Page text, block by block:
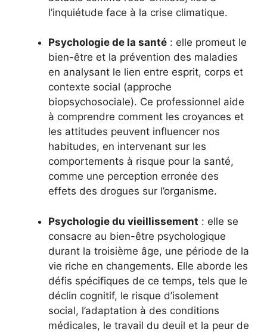
l’inquiétude face à la crise climatique.
Psychologie de la santé : elle promeut le
bien-être et la prévention des maladies
en analysant le lien entre esprit, corps et
contexte social (approche
biopsychosociale). Ce professionnel aide
à comprendre comment les croyances et
les attitudes peuvent influencer nos
habitudes, en intervenant sur les
comportements à risque pour la santé,
comme une perception erronée des
effets des drogues sur l’organisme.
Psychologie du vieillissement : elle se
consacre au bien-être psychologique
durant la troisième âge, une période de la
vie riche en changements. Elle aborde les
défis spécifiques de ce temps, tels que le
déclin cognitif, le risque d’isolement
social, l’adaptation à des conditions
médicales, le travail du deuil et la peur de